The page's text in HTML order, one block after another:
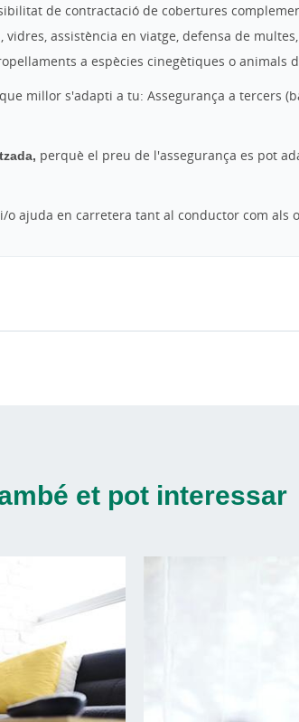
de contractació de cobertures
assistència en viatge, defensa de
a espècies cinegètiques o animals
millor s'adapti a tu: Assegurança a tercers
perquè el preu de l'assegurança es pot
ajuda en carretera tant al conductor com als
et pot interessar